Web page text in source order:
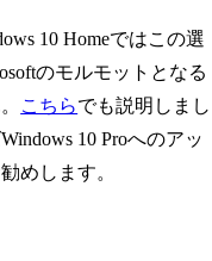
10 Homeではこの選
のモルモットとなる
こちらでも説明しまし
10 Proへのアッ
めします。